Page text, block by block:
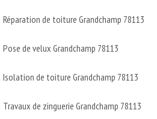
Réparation de toiture Grandchamp 78113
Pose de velux Grandchamp 78113
Isolation de toiture Grandchamp 78113
Travaux de zinguerie Grandchamp 78113